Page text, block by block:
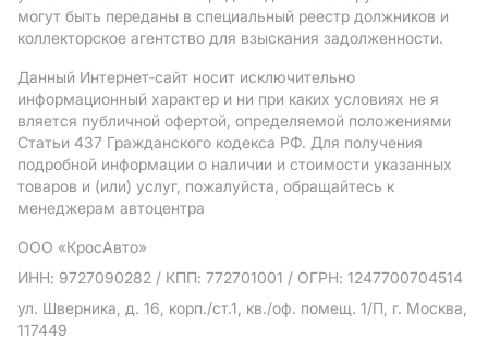
могут быть переданы в специальный реестр должников и
коллекторское агентство для взыскания задолженности.
Данный Интернет-сайт носит исключительно
информационный характер и ни при каких условиях не я
вляется публичной офертой, определяемой положениями
Статьи 437 Гражданского кодекса РФ. Для получения
подробной информации о наличии и стоимости указанных
товаров и (или) услуг, пожалуйста, обращайтесь к
менеджерам автоцентра
ООО «КросАвто»
ИНН: 9727090282 / КПП: 772701001 / ОГРН: 1247700704514
ул. Шверника, д. 16, корп./ст.1, кв./оф. помещ. 1/П, г. Москва,
117449